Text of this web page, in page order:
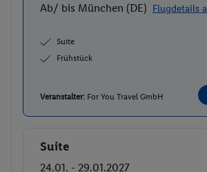
Ab/ bis München (DE) Flugdetails
Suite
Frühstück
Veranstalter: For You Travel GmbH
Buchen
Suite
24.01. - 29.01.2027